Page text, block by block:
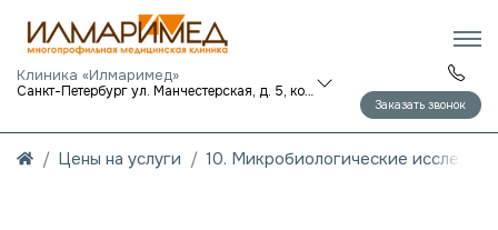
Клиника «Илмаримед»
Санкт-Петербург ул. Манчестерская, д. 5, корп. 1
Заказать звонок
Цены на услуги 10. Микробиологические